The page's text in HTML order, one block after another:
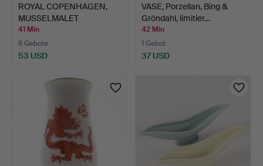
ROYAL COPENHAGEN,
MUSSELMALET
ASCHENBECHER…
41 Min
6 Gebote
53 USD
VASE, Porzellan, Bing &
Gröndahl, limitier…
42 Min
1 Gebot
37 USD